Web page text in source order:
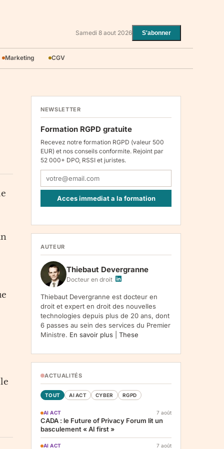
Samedi 8 aout 2026 S'abonner
Marketing CGV
NEWSLETTER
Formation RGPD gratuite
Recevez notre formation RGPD (valeur 500
EUR) et nos conseils conformite. Rejoint par
52 000+ DPO, RSSI et juristes.
Acces immediat a la formation
1107, Vilnius, LT-05120, Lituanie. Finalite :
inscription a la newsletter et reception de nos
(art. 6.1.a RGPD). Destinataires : le
responsable du traitement, AWS
(hebergement), Amazon SES (envoi des
emails). Conservation : jusqu'a desinscription.
Droits : acces, rectification, effacement,
limitation, opposition, portabilite -- exercez
vos droits via notre . Reclamation :.
AUTEUR
Thiebaut Devergranne
Docteur en droit
Thiebaut Devergranne est docteur en
droit et expert en droit des nouvelles
technologies depuis plus de 20 ans, dont
6 passes au sein des services du Premier
Ministre. En savoir plus These
ACTUALITÉS
TOUT AI ACT CYBER RGPD
AI ACT 7 août
CADA : le Future of Privacy Forum lit un
basculement « AI first »
AI ACT 7 août